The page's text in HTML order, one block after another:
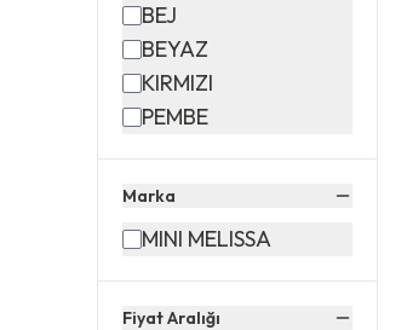
BEJ
BEYAZ
KIRMIZI
PEMBE
Marka
MINI MELISSA
Fiyat Aralığı